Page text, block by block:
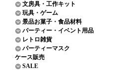
文房具・工作キット
玩具・ゲーム
景品お菓子・食品材料
パーティー・イベント用品
レトロ雑貨
パーティーマスク
ケース販売
SALE